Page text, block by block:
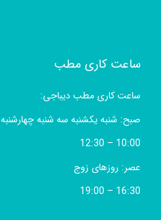
ساعت کاری مطب
ساعت کاری مطب دیباجی:
صبح: شنبه یکشنبه سه شنبه چهارشنبه
10:00 – 12:30
عصر: روزهای زوج
16:30 – 19:00